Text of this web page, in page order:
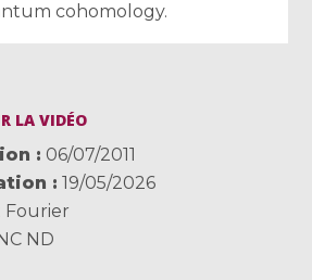
cohomology.
LA VIDÉO
06/07/2011
19/05/2026
ND